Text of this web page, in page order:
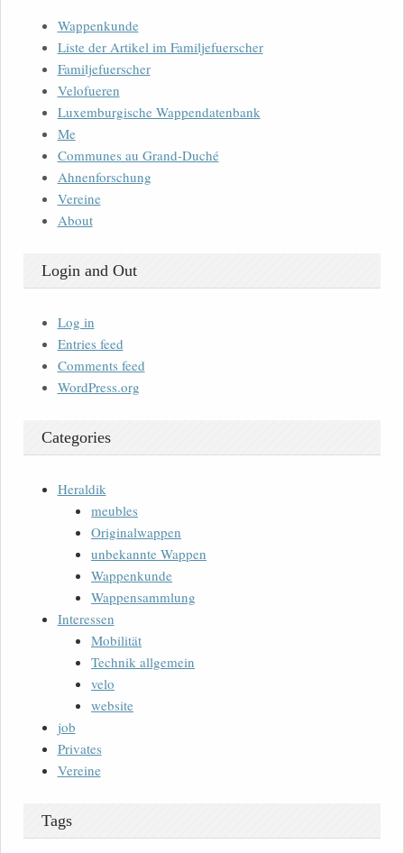
Wappenkunde
Liste der Artikel im Familjefuerscher
Familjefuerscher
Velofueren
Luxemburgische Wappendatenbank
Me
Communes au Grand-Duché
Ahnenforschung
Vereine
About
Login and Out
Log in
Entries feed
Comments feed
WordPress.org
Categories
Heraldik
meubles
Originalwappen
unbekannte Wappen
Wappenkunde
Wappensammlung
Interessen
Mobilität
Technik allgemein
velo
website
job
Privates
Vereine
Tags